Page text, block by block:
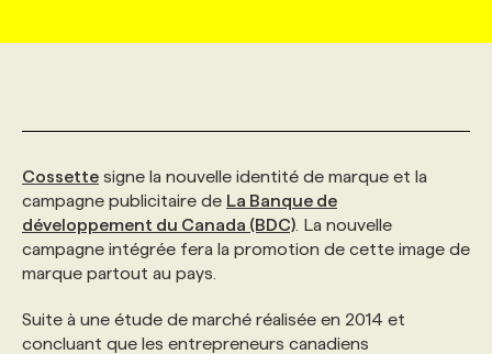
AFFAIRES DE L'INDUSTRIE
INITIATIVES NUMÉRIQUES
PRIX ET DISTINCTIONS
TENDANCES
WEB & MÉDIAS SOCIAUX
MARKETING DURABLE
GEO/SEO
ÉVÉNEMENTIEL
INFOLETTRE PUBLICITÉ
ANNONCEZ AVEC NOUS
CONSULTER LA CVTHÈQUE
PROFIL ENTREPRISE
FAQ
ANNONCEZ AVEC NOUS
VOIR LES OFFRES
PROFIL CANDIDAT
FAQ
ANNONCEZ AVEC NOUS
NOS FORMATIONS EN LIGNE
NOS PARCOURS DE FORMATIONS
FORMATIONS PERSONNALISÉES
NOS FORMATEUR‧RICES
CHASSE DE TÊTE
SERVICE DE CHASSE DE TÊTE
NOS TARIFS
NOS EXPERTISES
Cossette signe la nouvelle identité de marque et la
campagne publicitaire de La Banque de
développement du Canada (BDC) . La nouvelle
campagne intégrée fera la promotion de cette image de
marque partout au pays.
Suite à une étude de marché réalisée en 2014 et
concluant que les entrepreneurs canadiens